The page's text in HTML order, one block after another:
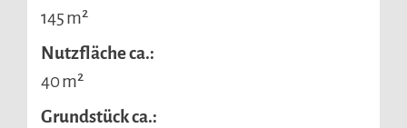
145 m²
Nutzfläche ca.:
40 m²
Grund­stück ca.: